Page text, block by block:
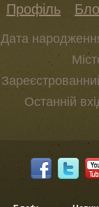
Профіль
Дата
Останній